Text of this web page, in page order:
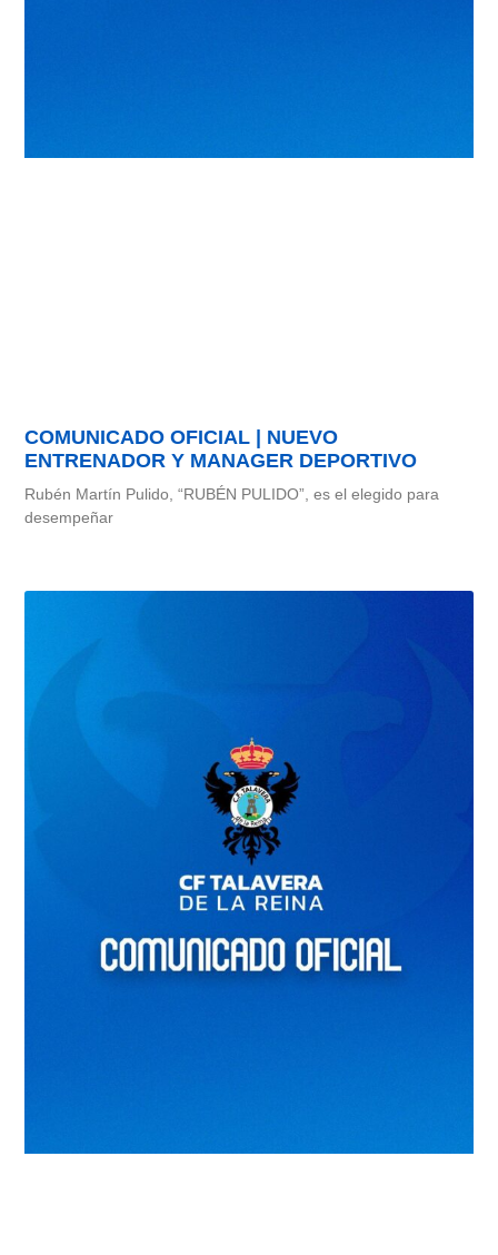
COMUNICADO OFICIAL | NUEVO
ENTRENADOR Y MANAGER DEPORTIVO
Rubén Martín Pulido, “RUBÉN PULIDO”, es el elegido para
desempeñar